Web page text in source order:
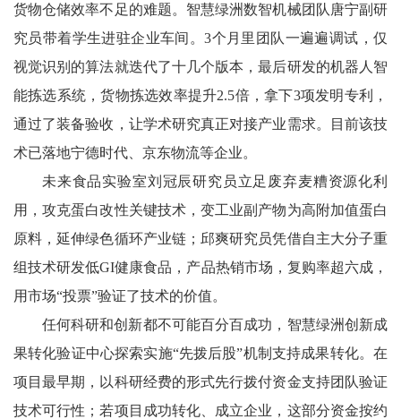
货物仓储效率不足的难题。智慧绿洲数智机械团队唐宁副研
究员带着学生进驻企业车间。3个月里团队一遍遍调试，仅
视觉识别的算法就迭代了十几个版本，最后研发的机器人智
能拣选系统，货物拣选效率提升2.5倍，拿下3项发明专利，
通过了装备验收，让学术研究真正对接产业需求。目前该技
术已落地宁德时代、京东物流等企业。
未来食品实验室刘冠辰研究员立足废弃麦糟资源化利
用，攻克蛋白改性关键技术，变工业副产物为高附加值蛋白
原料，延伸绿色循环产业链；邱爽研究员凭借自主大分子重
组技术研发低GI健康食品，产品热销市场，复购率超六成，
用市场“投票”验证了技术的价值。
任何科研和创新都不可能百分百成功，智慧绿洲创新成
果转化验证中心探索实施“先拨后股”机制支持成果转化。在
项目最早期，以科研经费的形式先行拨付资金支持团队验证
技术可行性；若项目成功转化、成立企业，这部分资金按约